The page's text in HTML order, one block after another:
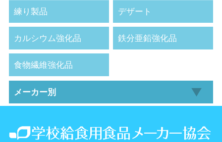
練り製品 デザート
カルシウム強化品 鉄分亜鉛強化品
食物繊維強化品
メーカー別